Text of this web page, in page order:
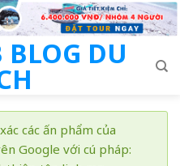
DU
các ấn phẩm của
Google với cú pháp: